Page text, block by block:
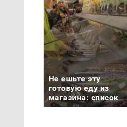
Не ешьте эту
готовую еду из
магазина: список